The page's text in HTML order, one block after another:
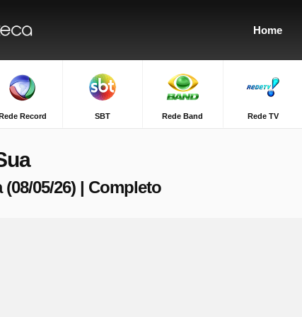
Home
Record SBT Rede Band Rede TV
(08/05/26) | Completo